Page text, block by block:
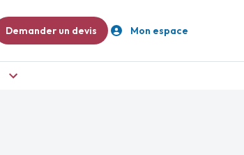
Demander un devis Mon espace